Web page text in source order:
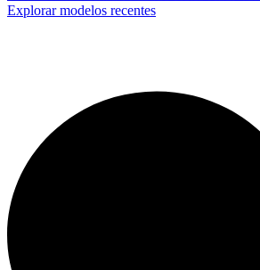
Explorar modelos recentes